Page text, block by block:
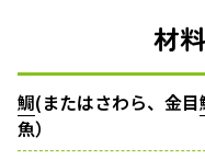
材
鯛(またはさわら、金目
魚）